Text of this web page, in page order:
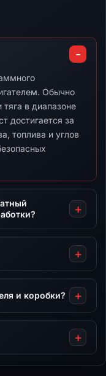
Обычно
тяга в диапазоне
достигается за
топлива и углов
и коробки?